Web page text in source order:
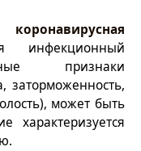
коронавирусная
инфекционный
признаки
заторможенность,
может быть
характеризуется